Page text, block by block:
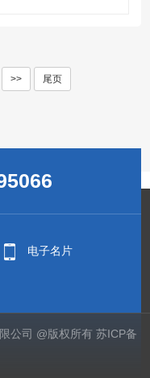
>> 尾页
电子名片
公司 @版权所有苏ICP备